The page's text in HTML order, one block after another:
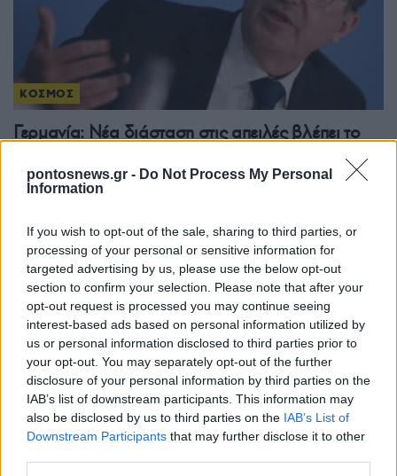
pontosnews.gr - Do Not Process My Personal
Information
If you wish to opt-out of the sale, sharing to third parties, or
processing of your personal or sensitive information for
targeted advertising by us, please use the below opt-out
section to confirm your selection. Please note that after your
opt-out request is processed you may continue seeing
interest-based ads based on personal information utilized by
us or personal information disclosed to third parties prior to
your opt-out. You may separately opt-out of the further
disclosure of your personal information by third parties on the
IAB’s list of downstream participants. This information may
also be disclosed by us to third parties on the IAB’s List of
Downstream Participants that may further disclose it to other
ΚΟΣΜΟΣ
Γερμανία: Νέα διάσταση στις απειλές βλέπει το
Βερολίνο μετά τον εντοπισμό drone με εκρηκτικά
στη Λειψία
ΚΟΣΜΟΣ